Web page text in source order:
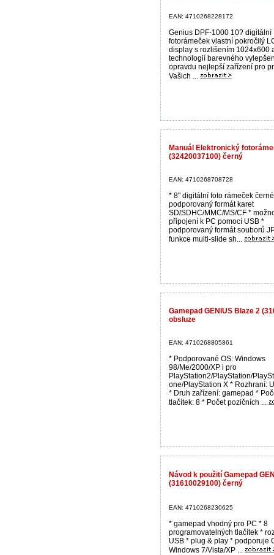
EAN: 4710268228172
Genius DPF-1000 10? digitální
fotorámeček vlastní pokročilý
display s rozlišením 1024x600
technologií barevného
opravdu nejlepší zařízení pro
Vašich ...
Manuál Elektronický
(32420037100) černý
EAN: 4710268708728
* 8" digitální foto rámeček
podporovaný formát karet
SD/SDHC/MMC/MS/CF *
připojení k PC pomocí USB *
podporovaný formát souborů
funkce multi-slide sh...
Gamepad GENIUS Blaze 2
obsluze
EAN: 4710268805861
* Podporované OS: Windows
98/Me/2000/XP i pro
PlayStation2/PlayStation/
one/PlayStation X * Rozhraní:
* Druh zařízení: gamepad *
tlačítek: 8 * Počet pozičních ...
Návod k použití Gamepad
(31610029100) černý
EAN: 4710268230625
* gamepad vhodný pro PC * 8
programovatelných tlačítek *
USB * plug & play * podporuje
Windows 7/Vista/XP ...